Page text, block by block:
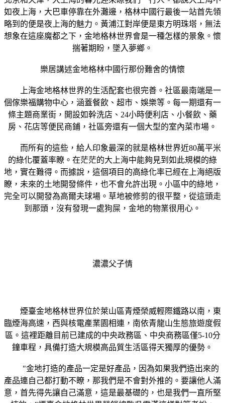
如夜上海，大巴車停靠在外灘邊，格林中國行最後一站首先領
略到的便是夜上海的魅力。黃浦江對岸便是東方明珠塔，無法
想象在這座魔都之下，金地格林世界會是一種怎樣的景象。懷
揣著期盼，墜入夢鄉。
樂居講述金地格林中國行那份難舍的情懷
上海金地格林世界的生活配套也很完善。社區最南端是一
個傢樂福購物中心，涵蓋餐飲、超市、娛樂等。每一期還有一
條主題商業街，開設如幹洗店、24小時便利店、小餐飲、藥
房、花店等便民商鋪，社區旁還有一個大型的室內菜市場。
而所有的這些，給人印象最深的就是格林世界近80萬平米
的綠化覆蓋率瞭。在茫茫的大上海中能夠見到如此規模的綠
地，實在難得。而據說，這個項目的高綠化率已經在上海絕版
瞭，未來的土地開發條件，也不會允許出現。小區中的綠地，
完全可以開發為高爾夫球場。草地被修剪的很平整，從這頭走
到那頭，沒有發現一處狗屎，金地的物業很用心。
濃濃父子情
煙臺金地格林世界位於萊山區青煙榮威輕際鐵路以南，東
臨煙海高速，西與核電產業園相連，南依青龍山生態旅遊度假
區。這裡距離目前已建成的中央政務區、中央商務區僅5-10分
鐘車程，具備打造大規模高品質生活區得天獨厚的優勢。
"金地打造的產品一定是好產品，因為如果我們造出來的
產品連自己都打動不瞭，那我們是不會對外推的。要讓他人滿
意，首先得先讓自己滿意，這是最基礎的，也是我們一直所堅